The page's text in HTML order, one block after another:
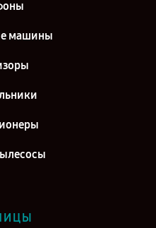
H50A6100 в г. Киров
машины